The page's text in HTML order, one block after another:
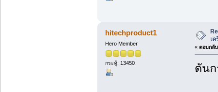
hitechproduct1
Hero Member
กระทู้: 13450
เ
« ตอบกลั
ดัน